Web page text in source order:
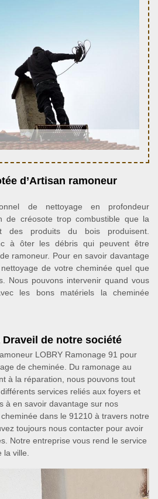
d’Artisan ramoneur
de nettoyage en profondeur
de créosote trop combustible que la
des produits du bois produisent.
à ôter les débris qui peuvent être
ramoneur. Pour en savoir davantage
de votre cheminée quel que
Nous pouvons intervenir quand vous
les bons matériels la cheminée
de notre société
LOBRY Ramonage 91 pour
de cheminée. Du ramonage au
à la réparation, nous pouvons tout
services reliés aux foyers et
à en savoir davantage sur nos
dans le 91210 à travers notre
toujours nous contacter pour avoir
Notre entreprise vous rend le service
ville.